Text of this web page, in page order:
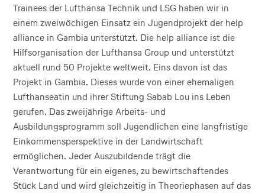
Trainees der Lufthansa Technik und LSG haben wir in
einem zweiwöchigen Einsatz ein Jugendprojekt der help
alliance in Gambia unterstützt. Die help alliance ist die
Hilfsorganisation der Lufthansa Group und unterstützt
aktuell rund 50 Projekte weltweit. Eins davon ist das
Projekt in Gambia. Dieses wurde von einer ehemaligen
Lufthanseatin und ihrer Stiftung Sabab Lou ins Leben
gerufen. Das zweijährige Arbeits- und
Ausbildungsprogramm soll Jugendlichen eine langfristige
Einkommensperspektive in der Landwirtschaft
ermöglichen. Jeder Auszubildende trägt die
Verantwortung für ein eigenes, zu bewirtschaftendes
Stück Land und wird gleichzeitig in Theoriephasen auf das